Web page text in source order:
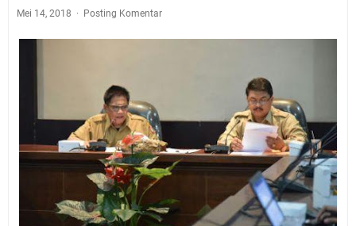
Mei 14, 2018 Posting Komentar